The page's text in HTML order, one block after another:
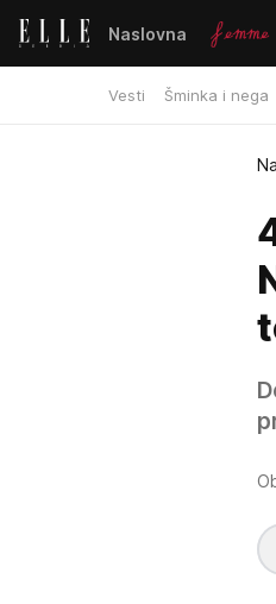
Naslovna
Vesti Šminka i nega